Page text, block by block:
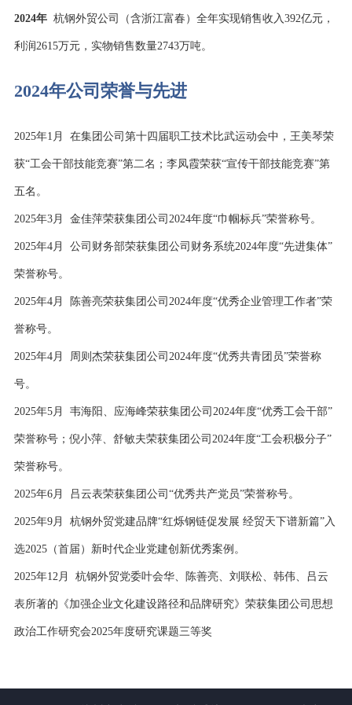
2024年杭钢外贸公司（含浙江富春）全年实现销售收入392亿元，
利润2615万元，实物销售数量2743万吨。
2024年公司荣誉与先进
2025年1月 在集团公司第十四届职工技术比武运动会中，王美琴荣
获“工会干部技能竞赛”第二名；李凤霞荣获“宣传干部技能竞赛”第
五名。
2025年3月 金佳萍荣获集团公司2024年度“巾帼标兵”荣誉称号。
2025年4月 公司财务部荣获集团公司财务系统2024年度“先进集体”
荣誉称号。
2025年4月 陈善亮荣获集团公司2024年度“优秀企业管理工作者”荣
誉称号。
2025年4月 周则杰荣获集团公司2024年度“优秀共青团员”荣誉称
号。
2025年5月 韦海阳、应海峰荣获集团公司2024年度“优秀工会干部”
荣誉称号；倪小萍、舒敏夫荣获集团公司2024年度“工会积极分子”
荣誉称号。
2025年6月 吕云表荣获集团公司“优秀共产党员”荣誉称号。
2025年9月 杭钢外贸党建品牌“红烁钢链促发展 经贸天下谱新篇”入
选2025（首届）新时代企业党建创新优秀案例。
2025年12月 杭钢外贸党委叶会华、陈善亮、刘联松、韩伟、吕云
表所著的《加强企业文化建设路径和品牌研究》荣获集团公司思想
政治工作研究会2025年度研究课题三等奖